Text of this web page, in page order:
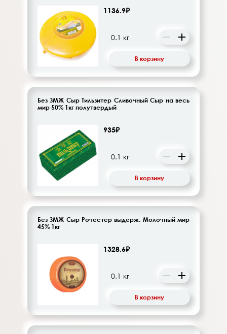
1136.9₽
В корзину
Без ЗМЖ Сыр Тильзитер Сливочный Сыр на весь
мир 50% 1кг полутвердый
935₽
В корзину
Без ЗМЖ Сыр Рочестер выдерж. Молочный мир
45% 1кг
1328.6₽
В корзину